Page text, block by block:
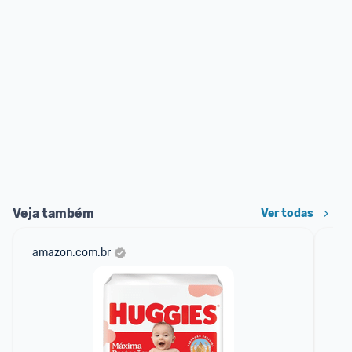
Veja também Ver todas
amazon.com.br